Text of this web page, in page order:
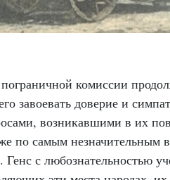
комиссии
завоевать доверие и
возникавшими в их
по самым
с любознательностью